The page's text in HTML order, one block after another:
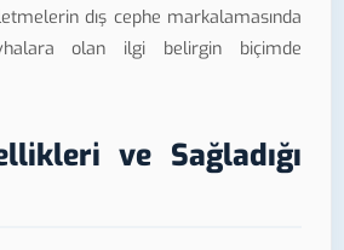
dış cephe markalamasında
olan ilgi belirgin biçimde
ve Sağladığı